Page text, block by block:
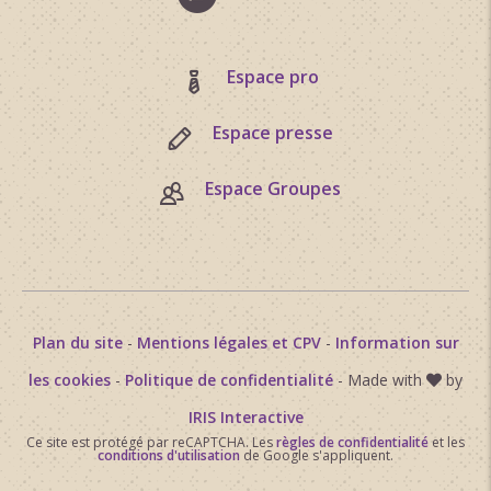
Espace pro
Espace presse
Espace Groupes
Plan du site- Mentions légales et CPV- Information sur
les cookies - Politique de confidentialité - Made with
by
IRIS Interactive
Ce site est protégé par reCAPTCHA. Lesrègles de confidentialitéet les
conditions d'utilisation de Google s'appliquent.